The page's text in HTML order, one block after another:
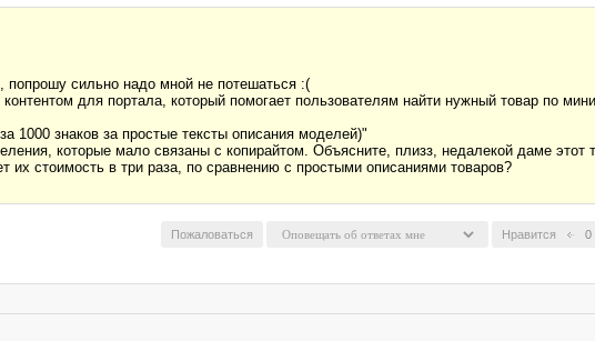
попрошу сильно надо мной не потешаться :(
для портала, который помогает пользователям найти нужный товар по
1000 знаков за простые тексты описания моделей)"
которые мало связаны с копирайтом. Объясните, плизз, недалекой даме
стоимость в три раза, по сравнению с простыми описаниями товаров?
Нравится 0
Пожаловаться